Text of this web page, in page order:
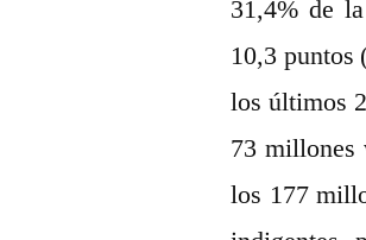
31,4% de
10,3 puntos
los últimos
73 millones
los 177